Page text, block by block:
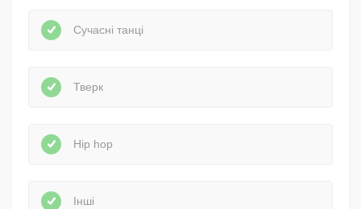
Сучасні танці
Тверк
Hip hop
Інші